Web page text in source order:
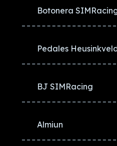
Botonera
Pedales
BJ SIMRacing
Almiun